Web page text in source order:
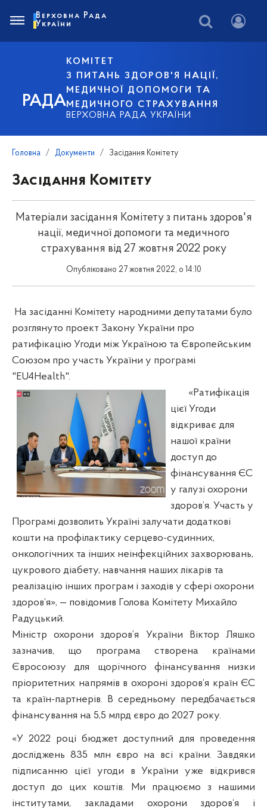
РАДА
КОМІТЕТ
З ПИТАНЬ ЗДОРОВ'Я НАЦІЇ,
МЕДИЧНОЇ ДОПОМОГИ ТА
МЕДИЧНОГО СТРАХУВАННЯ
ВЕРХОВНА РАДА УКРАЇНИ
Верховна Рада
України
Головна Документи Засідання Комітету
Засідання Комітету
Матеріали засідання Комітету з питань здоров'я
нації, медичної допомоги та медичного
страхування від 27 жовтня 2022 року
Опубліковано 27 жовтня 2022, о 14:10
На засіданні Комітету народними депутатами було
розглянуто проект Закону України про
ратифікацію Угоди між Україною та Європейським
Союзом про участь України у програмі
"EU4Health".
«Ратифікація
цієї Угоди
відкриває для
нашої країни
доступ до
фінансування ЄС
у галузі охорони
здоров’я. Участь у
Програмі дозволить Україні залучати додаткові
кошти на профілактику серцево-судинних,
онкологічних та інших неінфекційних захворювань,
цукрового діабету, навчання наших лікарів та
реалізацію інших програм і заходів у сфері охорони
здоров’я», — повідомив Голова Комітету Михайло
Радуцький.
Міністр охорони здоров’я України Віктор Ляшко
зазначив, що програма створена країнами
Євросоюзу для щорічного фінансування низки
пріоритетних напрямів в охороні здоров‘я країн ЄС
та країн-партнерів. В середньому передбачається
фінансування на 5,5 млрд євро до 2027 року.
«У 2022 році бюджет доступний для проведення
досліджень 835 млн євро на всі країни. Завдяки
підписанню цієї угоди в України уже відкрився
доступ до цих коштів. Ми працюємо з нашими
інститутами, закладами охорони здоров‘я і